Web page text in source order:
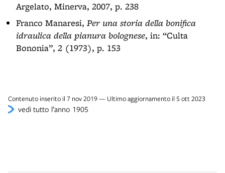
Argelato, Minerva, 2007, p. 238
Franco Manaresi, Per una storia della bonifica
idraulica della pianura bolognese, in: “Culta
Bononia”, 2 (1973), p. 153
Contenuto inserito il 7 nov 2019 — Ultimo aggiornamento il 5 ott 2023
vedi tutto l’anno 1905